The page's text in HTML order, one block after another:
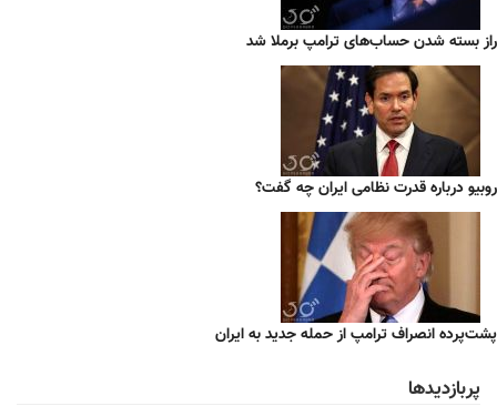
راز بسته شدن حساب‌های ترامپ برملا شد
روبیو درباره قدرت نظامی ایران چه گفت؟
پشت‌پرده انصراف ترامپ از حمله جدید به ایران
پربازدیدها